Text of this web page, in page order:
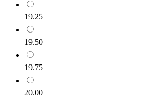
19.25
19.50
19.75
20.00